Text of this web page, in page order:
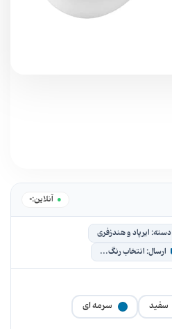
● آنلاین:0
دسته: ایرپاد و هندزفری
ارسال: انتخاب رنگ...
سفید سرمه ای